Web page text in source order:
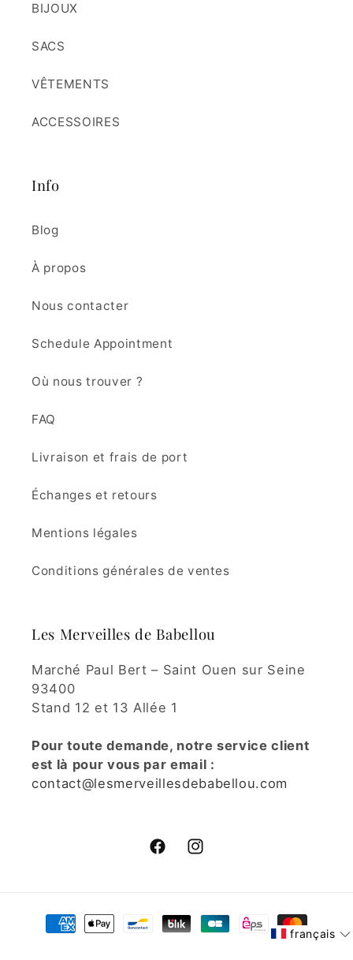
BIJOUX
SACS
VÊTEMENTS
ACCESSOIRES
Info
Blog
À propos
Nous contacter
Schedule Appointment
Où nous trouver ?
FAQ
Livraison et frais de port
Échanges et retours
Mentions légales
Conditions générales de ventes
Les Merveilles de Babellou
Marché Paul Bert – Saint Ouen sur Seine
93400
Stand 12 et 13 Allée 1
Pour toute demande, notre service client
est là pour vous par email :
contact@lesmerveillesdebabellou.com
FacebookInstagram
Moyens
de
français